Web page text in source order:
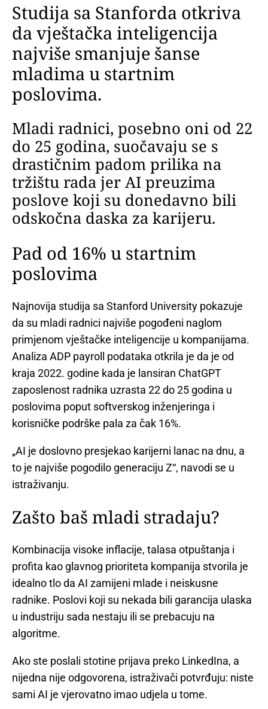
Studija sa Stanforda otkriva
da vještačka inteligencija
najviše smanjuje šanse
mladima u startnim
poslovima.
Mladi radnici, posebno oni od 22
do 25 godina, suočavaju se s
drastičnim padom prilika na
tržištu rada jer AI preuzima
poslove koji su donedavno bili
odskočna daska za karijeru.
Pad od 16% u startnim
poslovima
Najnovija studija sa Stanford University pokazuje
da su mladi radnici najviše pogođeni naglom
primjenom vještačke inteligencije u kompanijama.
Analiza ADP payroll podataka otkrila je da je od
kraja 2022. godine kada je lansiran ChatGPT
zaposlenost radnika uzrasta 22 do 25 godina u
poslovima poput softverskog inženjeringa i
korisničke podrške pala za čak 16%.
„AI je doslovno presjekao karijerni lanac na dnu, a
to je najviše pogodilo generaciju Z“, navodi se u
istraživanju.
Zašto baš mladi stradaju?
Kombinacija visoke inflacije, talasa otpuštanja i
profita kao glavnog prioriteta kompanija stvorila je
idealno tlo da AI zamijeni mlade i neiskusne
radnike. Poslovi koji su nekada bili garancija ulaska
u industriju sada nestaju ili se prebacuju na
algoritme.
Ako ste poslali stotine prijava preko LinkedIna, a
nijedna nije odgovorena, istraživači potvrđuju: niste
sami AI je vjerovatno imao udjela u tome.